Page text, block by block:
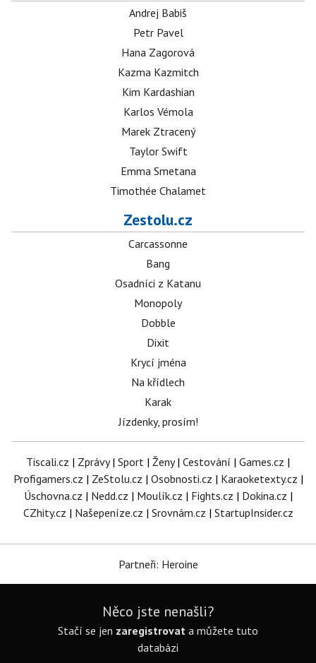
Andrej Babiš
Petr Pavel
Hana Zagorová
Kazma Kazmitch
Kim Kardashian
Karlos Vémola
Marek Ztracený
Taylor Swift
Emma Smetana
Timothée Chalamet
Zestolu.cz
Carcassonne
Bang
Osadníci z Katanu
Monopoly
Dobble
Dixit
Krycí jména
Na křídlech
Karak
Jízdenky, prosím!
Tiscali.cz | Zprávy| Sport | Ženy| Cestování | Games.cz |
Profigamers.cz | ZeStolu.cz | Osobnosti.cz | Karaoketexty.cz |
Úschovna.cz | Nedd.cz | Moulík.cz | Fights.cz | Dokina.cz |
CZhity.cz | Našepeníze.cz | Srovnám.cz | StartupInsider.cz
Partneři: Heroine
Něco jste nenašli?
Stačí se jen zaregistrovat a můžete tuto
databázi